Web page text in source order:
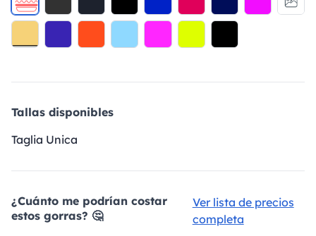
Tallas disponibles
Taglia Unica
¿Cuánto me podrían costar
estos gorras? 🤔
Ver lista de precios
completa